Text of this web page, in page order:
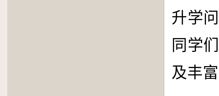
升学
同学
及丰